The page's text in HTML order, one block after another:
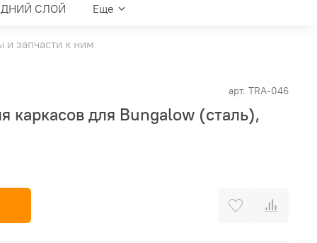
СЛОЙ Еще
и запчасти к ним
арт. TRA-046
каркасов для Bungalow (сталь),